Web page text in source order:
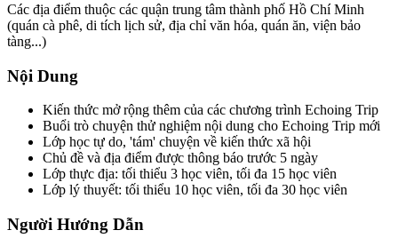
Các địa điểm thuộc các quận trung tâm thành phố Hồ Chí Minh
(quán cà phê, di tích lịch sử, địa chỉ văn hóa, quán ăn, viện bảo
tàng...)
Nội Dung
Kiến thức mở rộng thêm của các chương trình Echoing Trip
Buổi trò chuyện thử nghiệm nội dung cho Echoing Trip mới
Lớp học tự do, 'tám' chuyện về kiến thức xã hội
Chủ đề và địa điểm được thông báo trước 5 ngày
Lớp thực địa: tối thiểu 3 học viên, tối đa 15 học viên
Lớp lý thuyết: tối thiểu 10 học viên, tối đa 30 học viên
Người Hướng Dẫn